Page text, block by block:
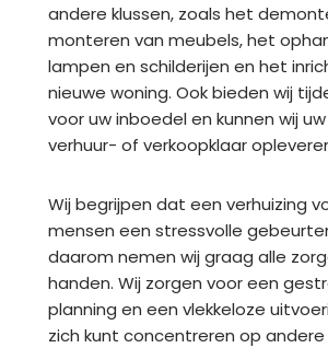
andere klussen, zoals het
monteren van meubels, het
lampen en schilderijen en het
nieuwe woning. Ook bieden wij
voor uw inboedel en kunnen wij
verhuur- of verkoopklaar
Wij begrijpen dat een verhuizing
mensen een stressvolle
daarom nemen wij graag alle
handen. Wij zorgen voor een
planning en een vlekkeloze
zich kunt concentreren op andere